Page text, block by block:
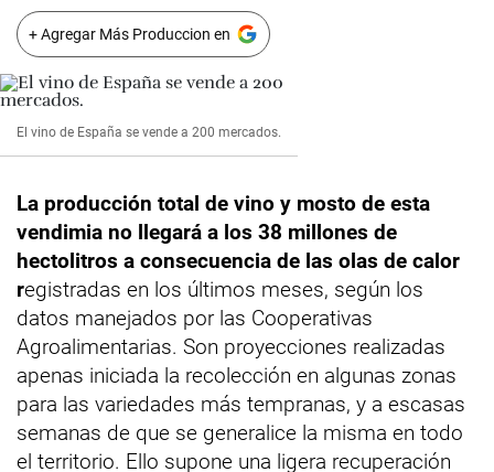
+ Agregar Más Produccion en
El vino de España se vende a 200 mercados.
La producción total de vino y mosto de esta
vendimia no llegará a los 38 millones de
hectolitros a consecuencia de las olas de calor
registradas en los últimos meses, según los
datos manejados por las Cooperativas
Agroalimentarias. Son proyecciones realizadas
apenas iniciada la recolección en algunas zonas
para las variedades más tempranas, y a escasas
semanas de que se generalice la misma en todo
el territorio. Ello supone una ligera recuperación